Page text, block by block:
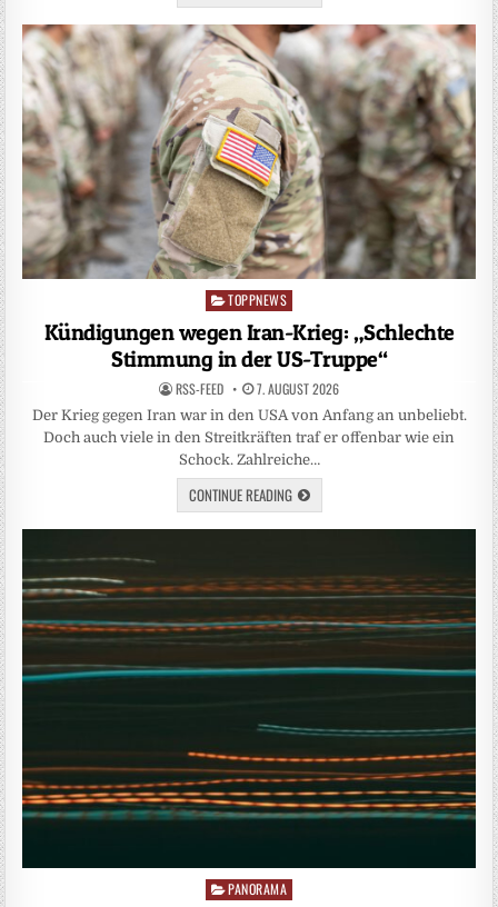
Posted
TOPPNEWS
Kündigungen wegen Iran-Krieg: „Schlechte
Stimmung in der US-Truppe“
RSS-FEED 7. AUGUST 2026
Der Krieg gegen Iran war in den USA von Anfang an unbeliebt.
Doch auch viele in den Streitkräften traf er offenbar wie ein
Schock. Zahlreiche…
CONTINUE READING
Posted
PANORAMA